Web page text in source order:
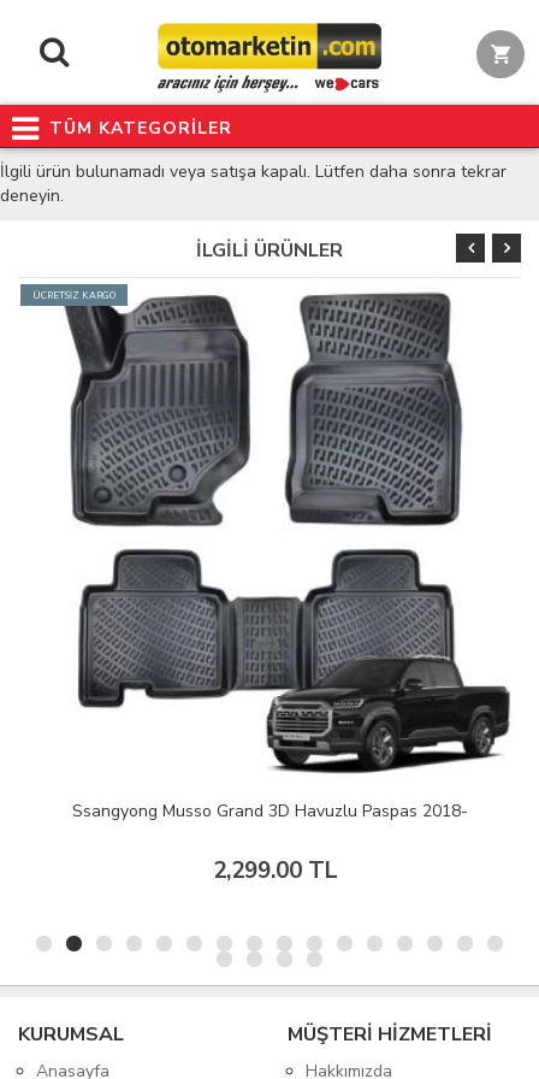
TÜM KATEGORİLER
İlgili ürün bulunamadı veya satışa kapalı. Lütfen daha sonra tekrar
deneyin.
İLGİLİ ÜRÜNLER
ÜCRETSİZ KARGO
Ssangyong Musso Grand 3D Havuzlu Paspas 2018-
2,299.00 TL
KURUMSAL
Anasayfa
MÜŞTERİ HİZMETLERİ
Hakkımızda